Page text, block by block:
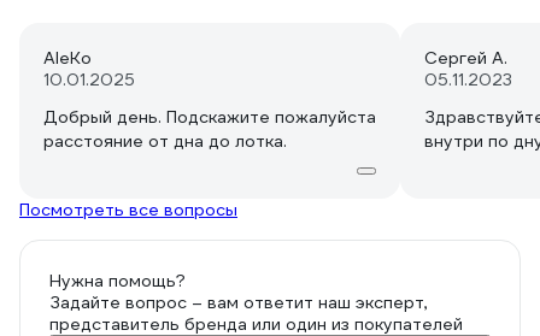
AleKo
10.01.2025
Добрый день. Подскажите пожалуйста
расстояние от дна до лотка.
Сергей А.
05.11.2023
внутри по
Посмотреть все вопросы
Нужна помощь?
Задайте вопрос – вам ответит наш эксперт,
представитель бренда или один из покупателей